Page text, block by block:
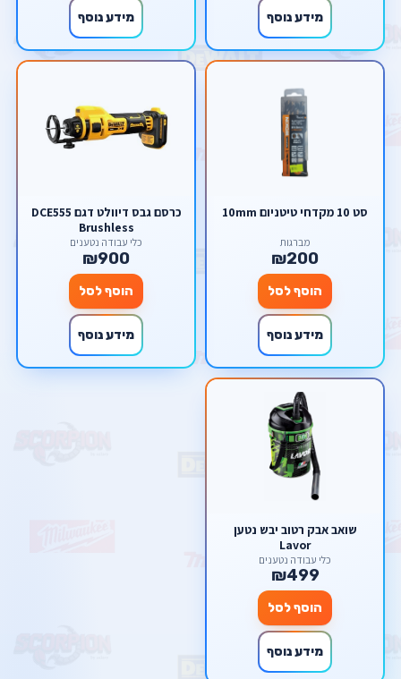
מידע נוסף מידע נוסף
סט 10 מקדחי טיטניום 10mm
מברגות
₪200
הוסף לסל
מידע נוסף
כרסם גבס דיוולט דגם DCE555
Brushless
כלי עבודה נטענים
₪900
הוסף לסל
מידע נוסף
שואב אבק רטוב יבש נטען
Lavor
כלי עבודה נטענים
₪499
הוסף לסל
מידע נוסף